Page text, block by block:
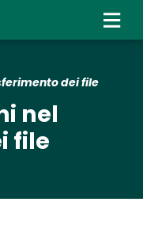
dei file
nel
file